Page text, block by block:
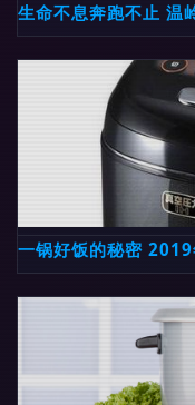
生命不息奔跑不止 温
一锅好饭的秘密